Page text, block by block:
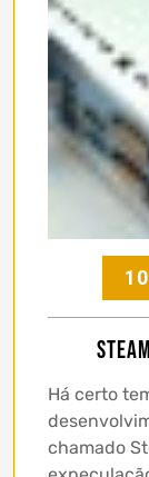
Há certo
chamado